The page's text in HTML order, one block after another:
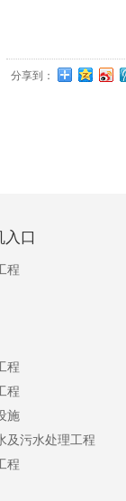
分享到：
口
程
程
程
施
及污水处理工程
程